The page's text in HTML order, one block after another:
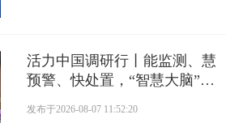
活力中国调研行丨能监测、慧
预警、快处置，“智慧大脑”守
发布于2026-08-07 11:52:20